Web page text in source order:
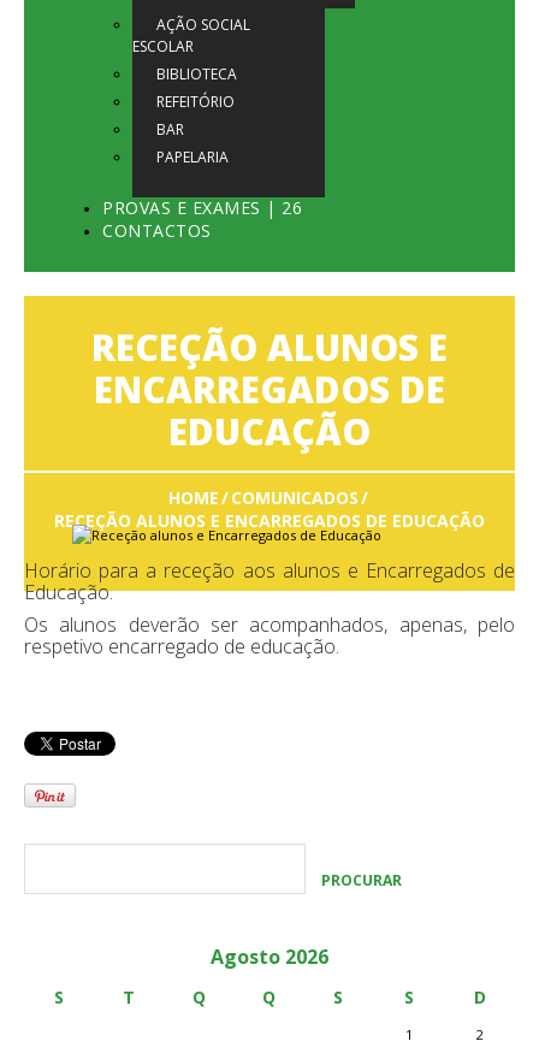
AÇÃO SOCIAL
ESCOLAR
BIBLIOTECA
REFEITÓRIO
BAR
PAPELARIA
PROVAS E EXAMES | 26
CONTACTOS
RECEÇÃO ALUNOS E
ENCARREGADOS DE
EDUCAÇÃO
HOME
COMUNICADOS
RECEÇÃO ALUNOS E ENCARREGADOS DE EDUCAÇÃO
Horário para a receção aos alunos e Encarregados de
Educação.
Os alunos deverão ser acompanhados, apenas, pelo
respetivo encarregado de educação.
Agosto 2026
S T Q Q S S D
1 2